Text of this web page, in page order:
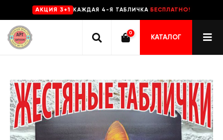
AKЦИЯ 3+1 КАЖДАЯ 4-Я ТАБЛИЧКА БЕСПЛАТНО!
0
КАТАЛОГ